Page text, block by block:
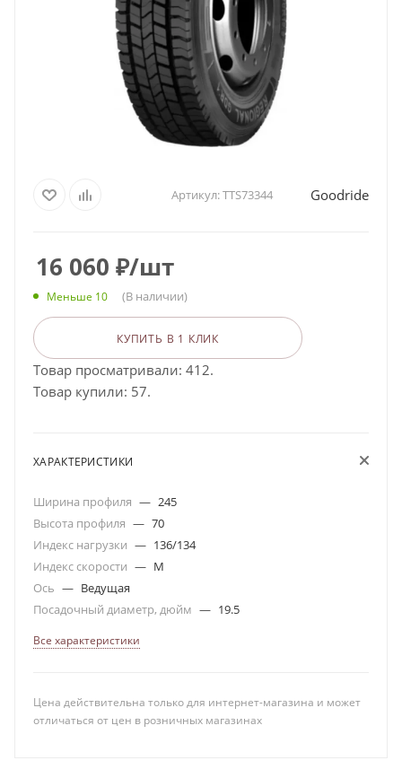
Артикул:TTS73344 Goodride
16 060 ₽/шт
Меньше 10 (В наличии)
КУПИТЬ В 1 КЛИК
Товар просматривали: 412.
Товар купили: 57.
ХАРАКТЕРИСТИКИ
Ширина профиля — 245
Высота профиля — 70
Индекс нагрузки — 136/134
Индекс скорости — M
Ось — Ведущая
Посадочный диаметр, дюйм — 19.5
Все характеристики
Цена действительна только для интернет-магазина и может
отличаться от цен в розничных магазинах